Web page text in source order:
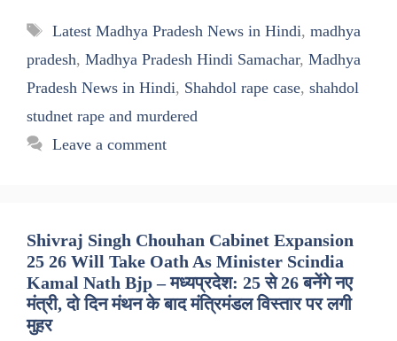
Tags
Latest Madhya Pradesh News in Hindi, madhya
pradesh, Madhya Pradesh Hindi Samachar, Madhya
Pradesh News in Hindi, Shahdol rape case, shahdol
studnet rape and murdered
Leave a comment
Shivraj Singh Chouhan Cabinet Expansion
25 26 Will Take Oath As Minister Scindia
Kamal Nath Bjp – मध्यप्रदेश: 25 से 26 बनेंगे नए
मंत्री, दो दिन मंथन के बाद मंत्रिमंडल विस्तार पर लगी
मुहर